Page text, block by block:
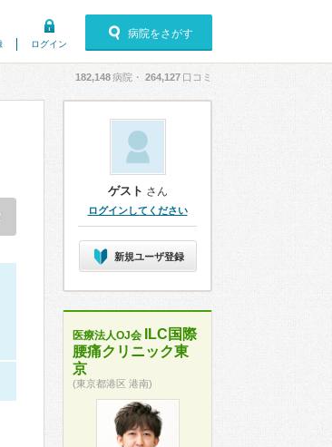
ログイン
病院をさがす
182,148病院・ 264,127 口コミ
ゲスト さん
ログインしてください
新規ユーザ登録
医療法人OJ会
ILC国際
腰痛クリニック東
京
(東京都港区 港南)